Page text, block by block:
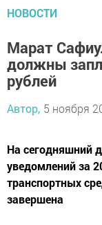
НОВОСТИ
Марат
должны
рублей
Автор, 5 ноября
На сегодняшний
уведомлений за
транспортных
завершена